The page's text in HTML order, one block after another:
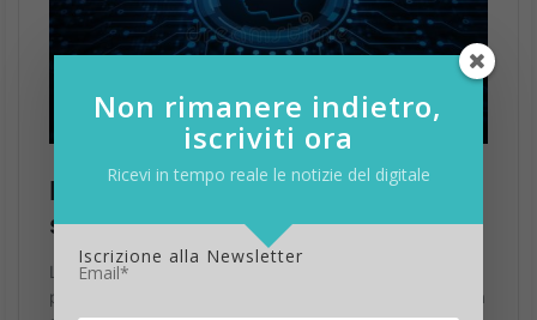
Non rimanere indietro,
iscriviti ora
Ricevi in tempo reale le notizie del digitale
Iscrizione alla Newsletter
Email*